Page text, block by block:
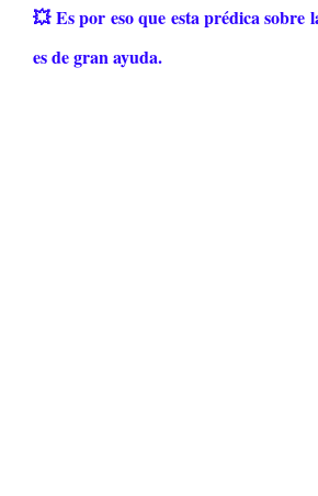
💥 Es por eso que esta prédica sobre
es de gran ayuda.